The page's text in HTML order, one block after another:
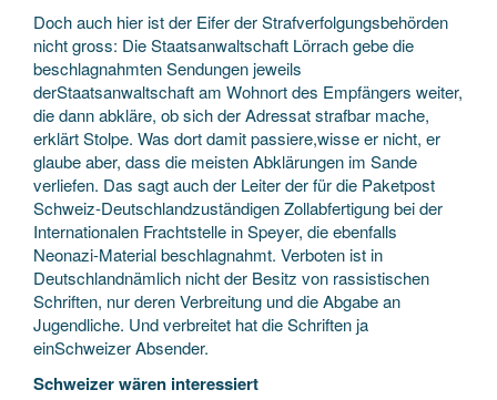
Doch auch hier ist der Eifer der Strafverfolgungsbehörden
nicht gross: Die Staatsanwaltschaft Lörrach gebe die
beschlagnahmten Sendungen jeweils
derStaatsanwaltschaft am Wohnort des Empfängers weiter,
die dann abkläre, ob sich der Adressat strafbar mache,
erklärt Stolpe. Was dort damit passiere,wisse er nicht, er
glaube aber, dass die meisten Abklärungen im Sande
verliefen. Das sagt auch der Leiter der für die Paketpost
Schweiz-Deutschlandzuständigen Zollabfertigung bei der
Internationalen Frachtstelle in Speyer, die ebenfalls
Neonazi-Material beschlagnahmt. Verboten ist in
Deutschlandnämlich nicht der Besitz von rassistischen
Schriften, nur deren Verbreitung und die Abgabe an
Jugendliche. Und verbreitet hat die Schriften ja
einSchweizer Absender.
Schweizer wären interessiert